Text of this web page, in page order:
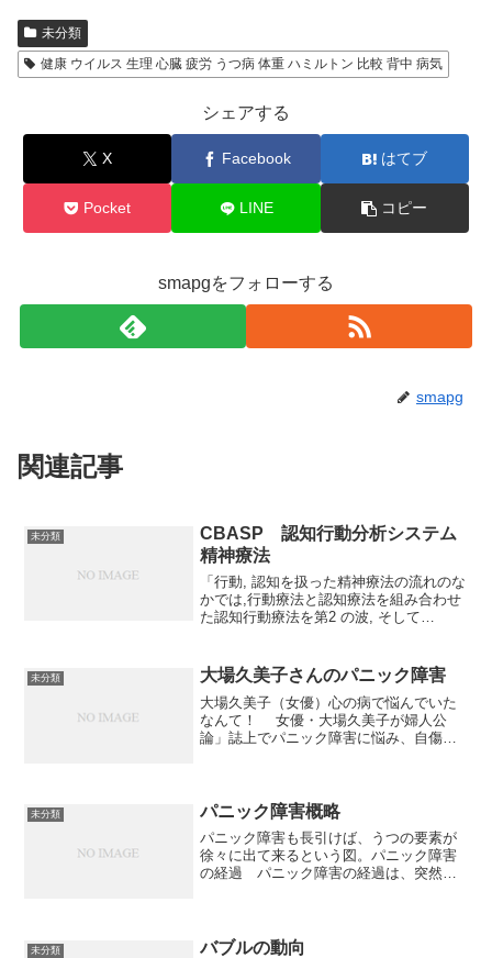
未分類
健康 ウイルス 生理 心臓 疲労 うつ病 体重 ハミルトン 比較 背中 病気
シェアする
X Facebook はてブ
Pocket LINE コピー
smapgをフォローする
smapg
関連記事
未分類
CBASP 認知行動分析システム
精神療法
「行動, 認知を扱った精神療法の流れのな
かでは,行動療法と認知療法を組み合わせ
た認知行動療法を第2 の波, そして
を紹介している。以下に見るように、私
の立場か...
未分類 大場久美子さんのパニック障害
大場久美子（女優）心の病で悩んでいた
なんて！ 女優・大場久美子が婦人公
論」誌上でパニック障害に悩み、自傷行
披露し、「気持ち悪くなら...
未分類 パニック障害概略
パニック障害も長引けば、うつの要素が
徐々に出て来るという図。パニック障害
の経過 パニック障害の経過は、突然の
め、パニック発作が起こる...
未分類 バブルの動向